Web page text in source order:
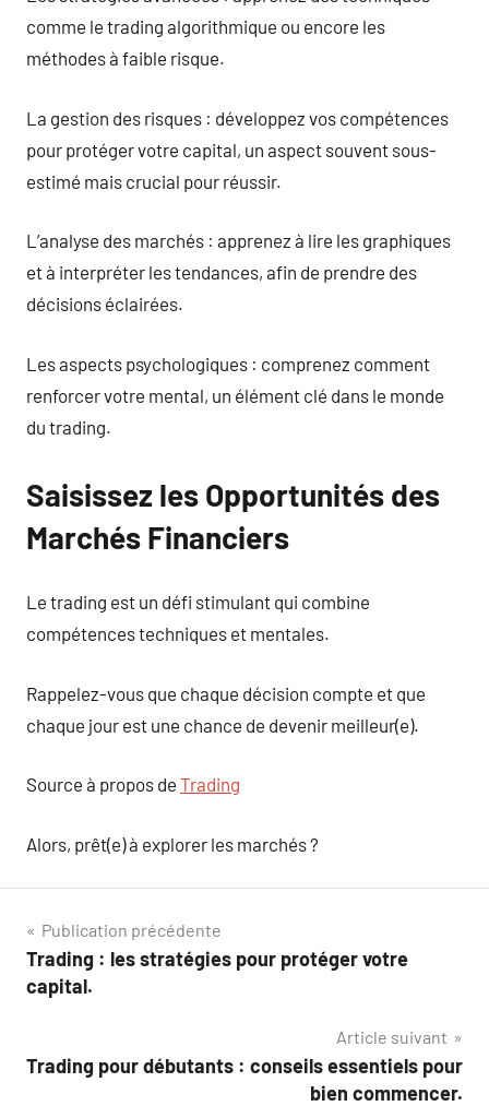
comme le trading algorithmique ou encore les
méthodes à faible risque.
La gestion des risques : développez vos compétences
pour protéger votre capital, un aspect souvent sous-
estimé mais crucial pour réussir.
L’analyse des marchés : apprenez à lire les graphiques
et à interpréter les tendances, afin de prendre des
décisions éclairées.
Les aspects psychologiques : comprenez comment
renforcer votre mental, un élément clé dans le monde
du trading.
Saisissez les Opportunités des
Marchés Financiers
Le trading est un défi stimulant qui combine
compétences techniques et mentales.
Rappelez-vous que chaque décision compte et que
chaque jour est une chance de devenir meilleur(e).
Source à propos de Trading
Alors, prêt(e) à explorer les marchés ?
Navigation
de
Publication précédente
Trading : les stratégies pour protéger votre
capital.
Article suivant
Trading pour débutants : conseils essentiels pour
bien commencer.